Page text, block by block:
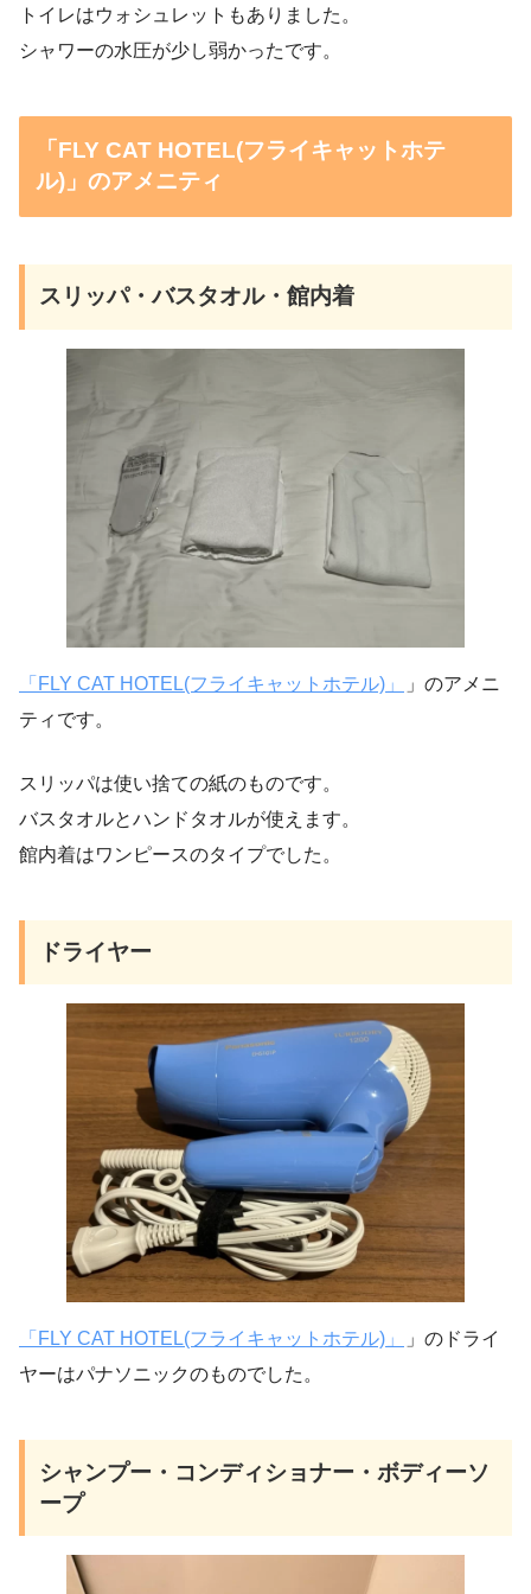
トイレはウォシュレットもありました。
シャワーの水圧が少し弱かったです。
「FLY CAT HOTEL(フライキャットホテ
ル)」のアメニティ
スリッパ・バスタオル・館内着
「FLY CAT HOTEL(フライキャットホテル)」
」のアメニ
ティです。
スリッパは使い捨ての紙のものです。
バスタオルとハンドタオルが使えます。
館内着はワンピースのタイプでした。
ドライヤー
「FLY CAT HOTEL(フライキャットホテル)」
」のドライ
ヤーはパナソニックのものでした。
シャンプー・コンディショナー・ボディーソ
ープ